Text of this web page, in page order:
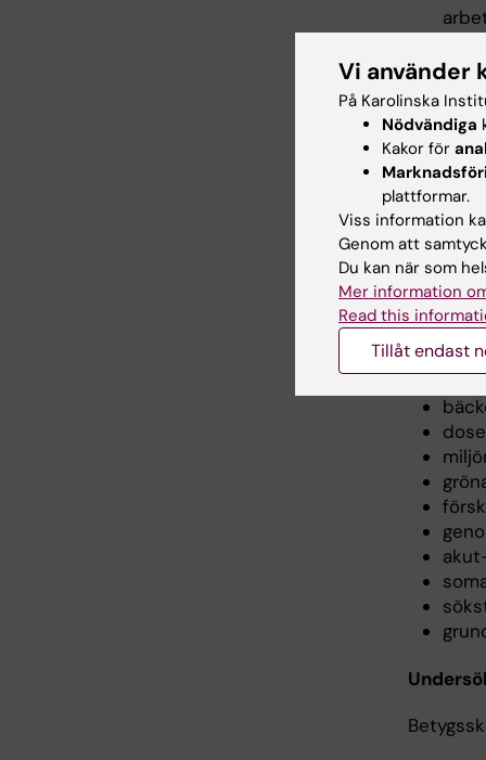
Kursen
Fysisk
Vi använder
På Karolinska
Nödvändiga
Kakor för
plattformar.
Viss information
Genom att
Du kan när som
Mer information
Read this
Tillåt endast